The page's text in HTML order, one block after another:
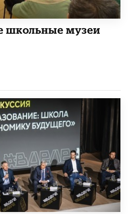
школьные музеи